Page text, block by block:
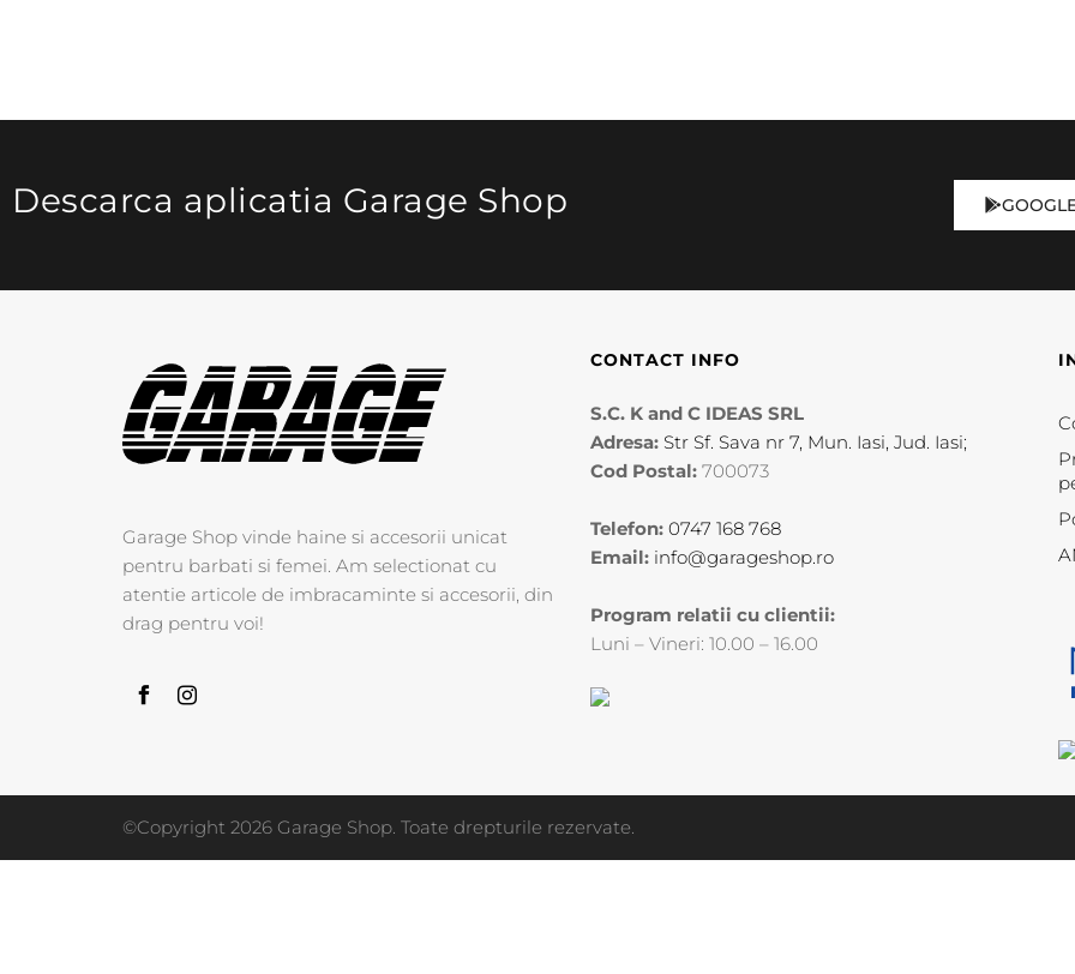
Descarca aplicatia Garage Shop
Garage Shop vinde haine si accesorii unicat
pentru barbati si femei. Am selectionat cu
atentie articole de imbracaminte si accesorii, din
drag pentru voi!
CONTACT INFO
S.C. K and C IDEAS SRL
Adresa: Str Sf. Sava nr 7, Mun. Iasi, Jud. Iasi;
Cod Postal: 700073
Telefon: 0747 168 768
Email: info@garageshop.ro
Program relatii cu clientii:
Luni – Vineri: 10.00 – 16.00
©Copyright 2026 Garage Shop. Toate drepturile rezervate.